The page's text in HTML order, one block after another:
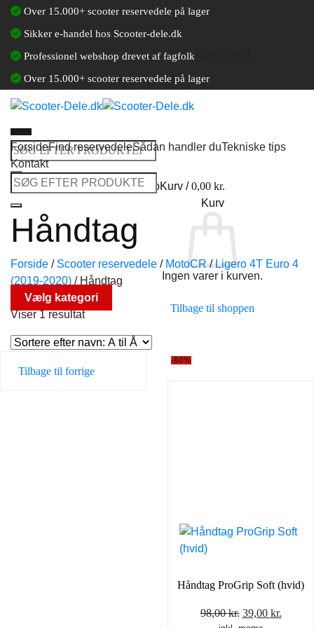
Fortsæt
indhold
Over 15.000+ scooter reservedele på lager
Sikker e-handel hos Scooter-dele.dk
Professionel webshop drevet af fagfolk
Over 15.000+ scooter reservedele på lager
Søg
efter:
Log ind / Opret en kundekontoKurv /0,00 kr.
Kurv
Ingen varer i kurven.
Tilbage til shoppen
ForsideFind reservedeleSådan handler duTekniske tips
Kontakt
Søg
efter:
Håndtag
Forside / Scooter reservedele / MotoCR / Ligero 4T Euro 4
(2019-2020) /Håndtag
Vælg kategori
Viser 1 resultat
Tilbage til forrige
-60%
Håndtag ProGrip Soft (hvid)
98,00kr. Den
39,00 kr.Den